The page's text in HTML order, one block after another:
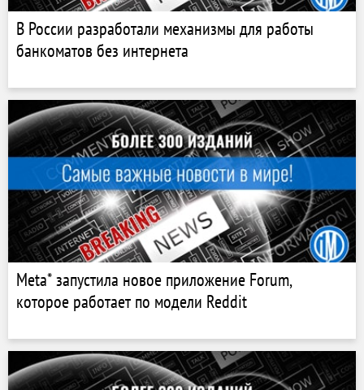
В России разработали механизмы для работы
банкоматов без интернета
Meta* запустила новое приложение Forum,
которое работает по модели Reddit